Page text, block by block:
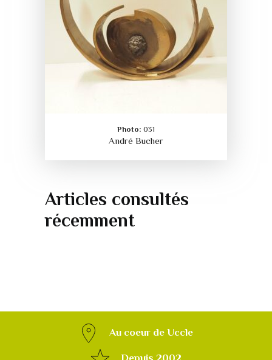
Photo: 031
André Bucher
Articles consultés
récemment
Au coeur de Uccle